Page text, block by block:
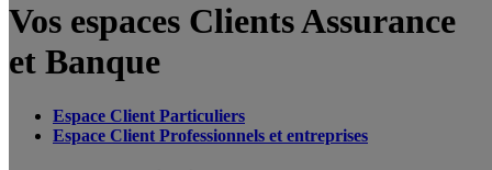
Vos espaces Clients Assurance
et Banque
Espace Client Particuliers
Espace Client Professionnels et entreprises